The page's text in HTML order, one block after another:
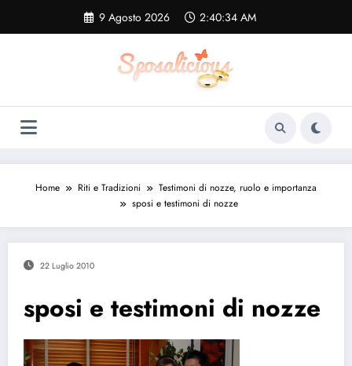
contenuto
9 Agosto 2026 2:40:35 AM
Home Riti e Tradizioni
Testimoni di nozze, ruolo e importanza
sposi e testimoni di nozze
22 Luglio 2010
sposi e testimoni di nozze